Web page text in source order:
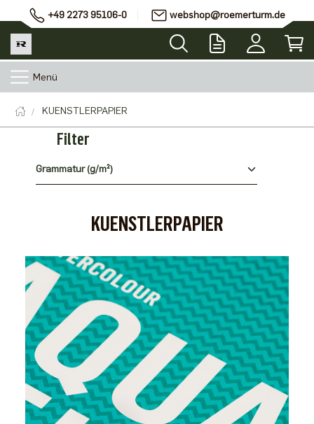
+49 2273 95106-0 webshop@roemerturm.de
Menü
KUENSTLERPAPIER
Filter
Grammatur (g/m²)
KUENSTLERPAPIER